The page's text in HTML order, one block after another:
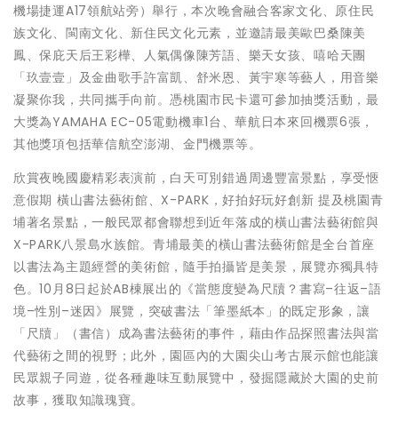
機場捷運A17領航站旁）舉行，本次晚會融合客家文化、原住民
族文化、閩南文化、新住民文化元素，並邀請最美歐巴桑陳美
鳳、保庇天后王彩樺、人氣偶像陳芳語、樂天女孩、嘻哈天團
「玖壹壹」及金曲歌手許富凱、舒米恩、黃宇寒等藝人，用音樂
凝聚你我，共同攜手向前。憑桃園市民卡還可參加抽獎活動，最
大獎為YAMAHA EC-05電動機車1台、華航日本來回機票6張，
其他獎項包括華信航空澎湖、金門機票等。
欣賞夜晚國慶精彩表演前，白天可別錯過周邊豐富景點，享受愜
意假期 橫山書法藝術館、X-PARK，好拍好玩好創新 提及桃園青
埔著名景點，一般民眾都會聯想到近年落成的橫山書法藝術館與
X-PARK八景島水族館。青埔最美的橫山書法藝術館是全台首座
以書法為主題經營的美術館，隨手拍攝皆是美景，展覽亦獨具特
色。10月8日起於AB棟展出的《當態度變為尺牘？書寫–往返–語
境–性別–迷因》展覽，突破書法「筆墨紙本」的既定形象，讓
「尺牘」（書信）成為書法藝術的事件，藉由作品探照書法與當
代藝術之間的視野；此外，園區內的大園尖山考古展示館也能讓
民眾親子同遊，從各種趣味互動展覽中，發掘隱藏於大園的史前
故事，獲取知識瑰寶。